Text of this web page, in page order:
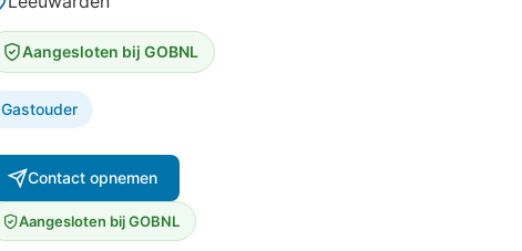
Aangesloten bij GOBNL
Gastouder
Contact opnemen
Aangesloten bij GOBNL